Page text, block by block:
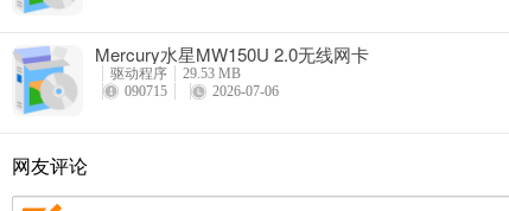
Mercury水星MW150U 2.0无线网卡
驱动程序
29.53 MB
090715
2026-07-06
网友评论